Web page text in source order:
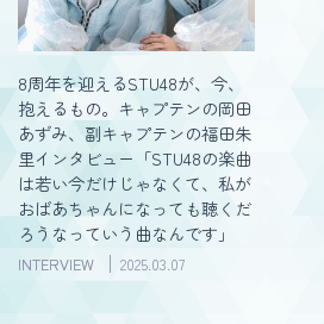
8周年を迎えるSTU48が、今、
抱えるもの。キャプテンの岡田
あずみ、副キャプテンの福田朱
里インタビュー「STU48の楽曲
は若い今だけじゃなくて、私が
おばあちゃんになっても聴くだ
ろうなっていう曲なんです」
INTERVIEW 2025.03.07